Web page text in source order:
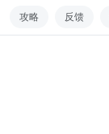
攻略 反馈